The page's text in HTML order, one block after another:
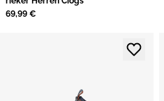
69,99 €